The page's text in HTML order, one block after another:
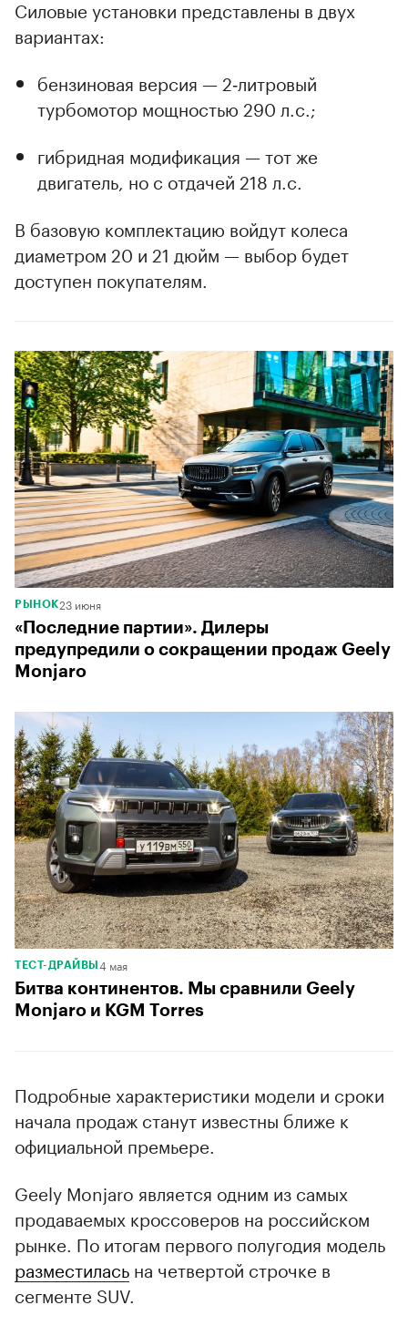
Силовые установки представлены в двух
вариантах:
бензиновая версия — 2‑литровый
турбомотор мощностью 290 л.с.;
гибридная модификация — тот же
двигатель, но с отдачей 218 л.с.
В базовую комплектацию войдут колеса
диаметром 20 и 21 дюйм — выбор будет
доступен покупателям.
РЫНОК23 июня
«Последние партии». Дилеры
предупредили о сокращении продаж Geely
Monjaro
ТЕСТ-ДРАЙВЫ 4 мая
Битва континентов. Мы сравнили Geely
Monjaro и KGM Torres
Подробные характеристики модели и сроки
начала продаж станут известны ближе к
официальной премьере.
Geely Monjaro является одним из самых
продаваемых кроссоверов на российском
рынке. По итогам первого полугодия модель
разместилась на четвертой строчке в
сегменте SUV.